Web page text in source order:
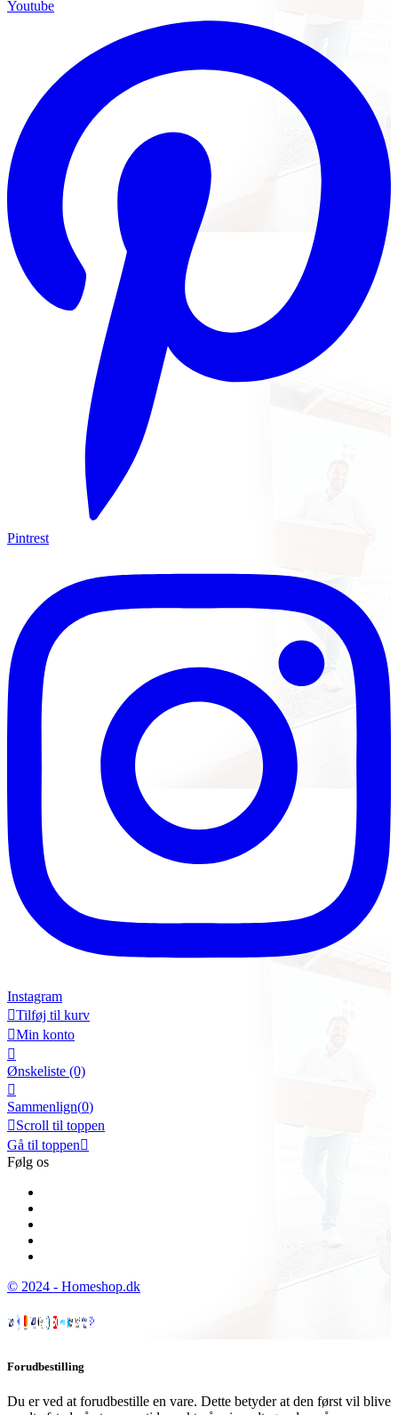
Youtube
Pintrest
Instagram
Tilføj til kurv
Min konto

Ønskeliste (0)

Sammenlign(0)
Scroll til toppen
Gå til toppen
Følg os
© 2024 - Homeshop.dk
Forudbestilling
Du er ved at forudbestille en vare. Dette betyder at den først vil blive